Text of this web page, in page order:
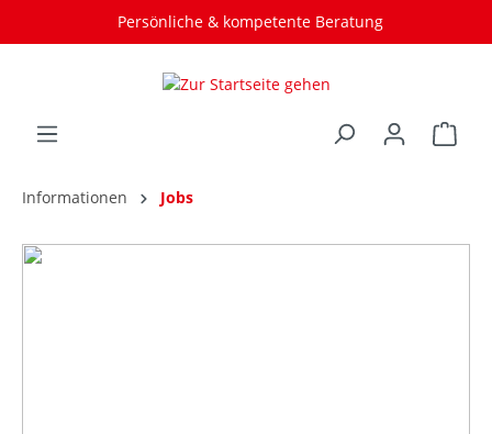
Persönliche & kompetente Beratung
Informationen Jobs